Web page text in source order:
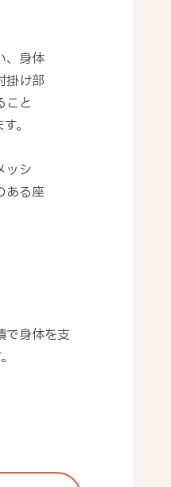
、身体
掛け部
こと
。
ッシ
ある座
で身体を支